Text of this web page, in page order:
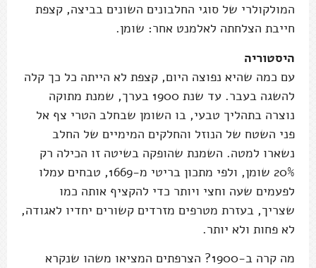
המולקולרי של סוגי החלבונים השונים בביצה, קצפת
חייבת הצלחתה לאלמנט אחר: שומן.
היסטוריה
עם כמה שהיא נפוצה היום, קצפת לא הייתה כל כך קלה
להשגה בעבר. עד שנת 1900 בערך, שמנת מתוקה
נוצרה בתהליך טבעי, בו השומן שבחלב הטרי צף אל
פני השטח של הנוזל והחלקים המימיים של החלב
נשארו למטה. השמנת שהופקה בשיטה זו הכילה רק
20% שומן, ולפי מתכון בריטי מ-1669, טבחים עמלו
לפעמים שעה וחצי ויותר כדי להקציף אותה כמו
שצריך, בעזרת מטרפים מזרדים קשורים יחדיו לאגודה,
לא פחות ולא יותר.
מה קרה ב-1900? הצרפתים המציאו משהו שנקרא